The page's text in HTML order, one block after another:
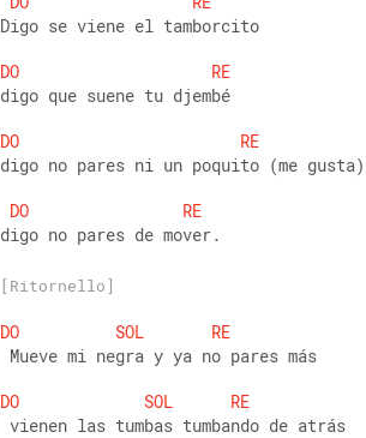
Digo se viene el tamborcito
DO
RE
digo que suene tu djembé
DO
RE
digo no pares ni un poquito (me gusta)
DO
RE
digo no pares de mover.
[Ritornello]
DO SOL
RE
Mueve mi negra y ya no pares más
DO
SOL
RE
vienen las tumbas tumbando de atrás